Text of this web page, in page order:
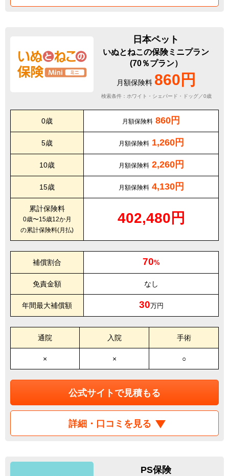
日本ペット
いぬとねこの保険ミニプラン
(70％プラン）
月額保険料 860円
検索条件：ホワイト・シェパード・ドッグ／0歳
0歳 月額保険料 860円
5歳 月額保険料 1,260円
10歳 月額保険料 2,260円
15歳 月額保険料 4,130円
累計保険料
0歳〜15歳12か月
の累計保険料(月払)
402,480円
補償割合 70%
免責金額 なし
年間最大補償額 30万円
通院 入院 手術
× × ○
公式サイトで見積もる
詳細・口コミを見る
PS保険